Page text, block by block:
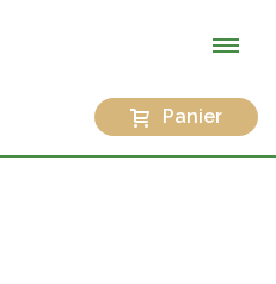
Panier